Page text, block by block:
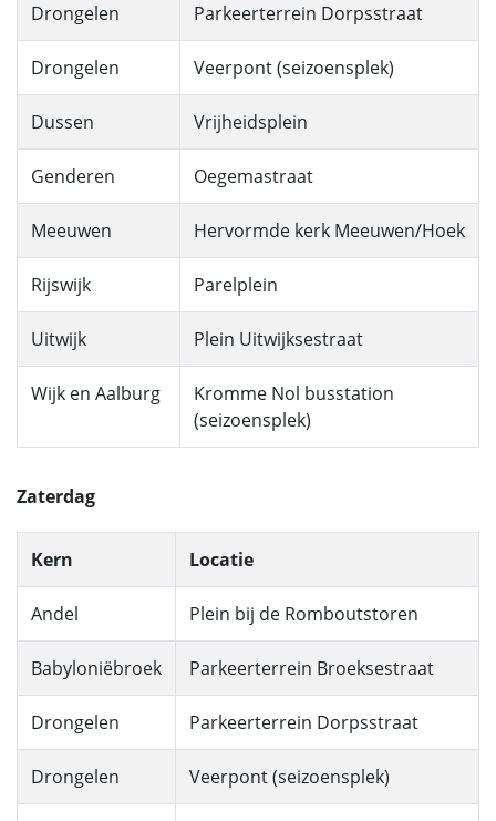
Drongelen Parkeerterrein Dorpsstraat
Drongelen Veerpont (seizoensplek)
Dussen Vrijheidsplein
Genderen Oegemastraat
Meeuwen Hervormde kerk Meeuwen/Hoek
Rijswijk Parelplein
Uitwijk Plein Uitwijksestraat
Wijk en Aalburg
Kromme Nol busstation
(seizoensplek)
Zaterdag
Kern Locatie
Andel Plein bij de Romboutstoren
Babyloniëbroek Parkeerterrein Broeksestraat
Drongelen Parkeerterrein Dorpsstraat
Drongelen Veerpont (seizoensplek)